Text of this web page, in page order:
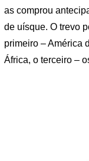
as comprou
de uísque. O trevo
primeiro – América
África, o terceiro –